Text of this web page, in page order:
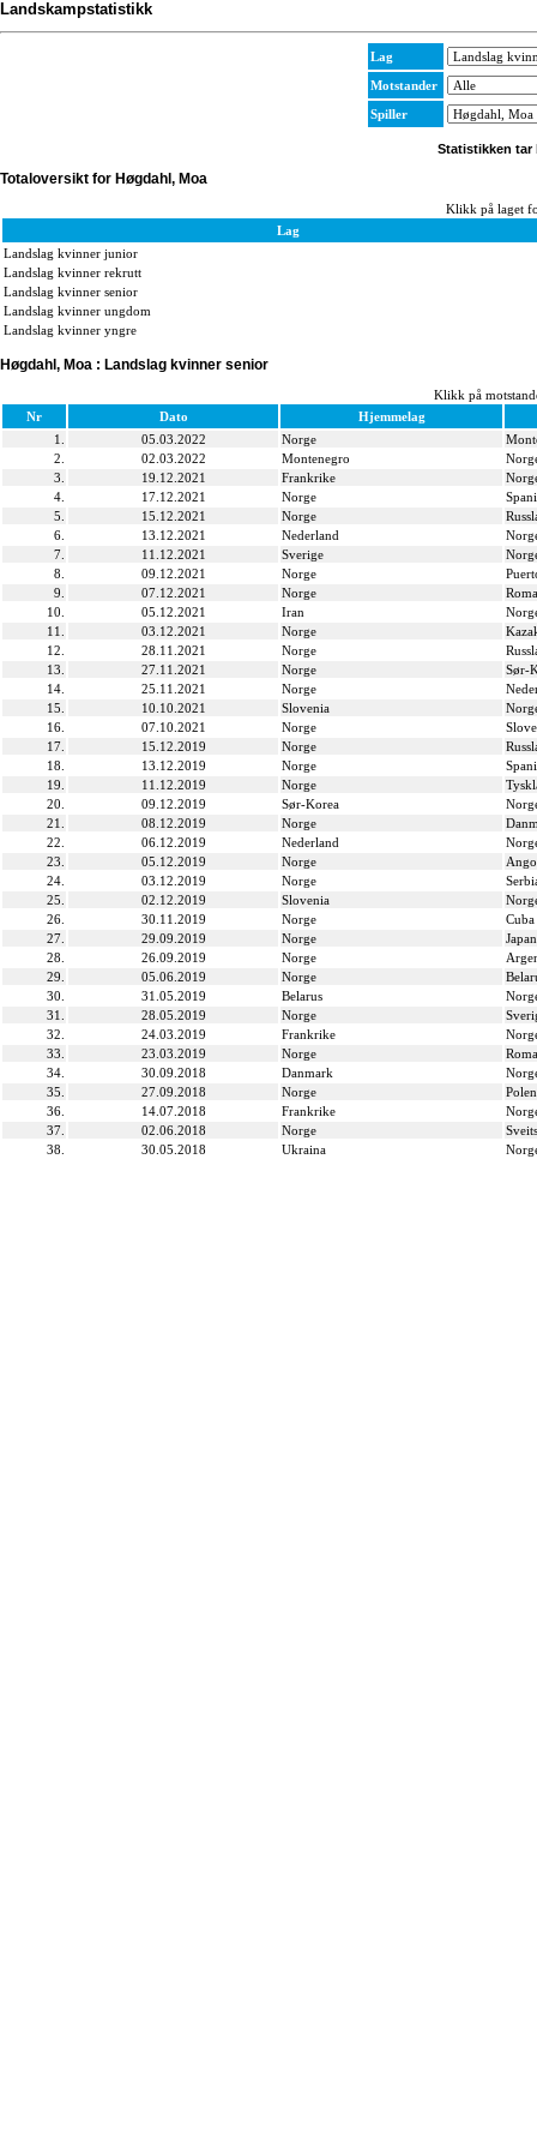
Landskampstatistikk
Lag
Motstander
Spiller
Statistikken tar
Totaloversikt for Høgdahl, Moa
Klikk på laget
Lag
Landslag kvinner junior
Landslag kvinner rekrutt
Landslag kvinner senior
Landslag kvinner ungdom
Landslag kvinner yngre
Høgdahl, Moa : Landslag kvinner senior
Klikk på
Nr
Dato
Hjemmelag
1.
05.03.2022 Norge
2.
02.03.2022 Montenegro
3.
19.12.2021 Frankrike
4.
17.12.2021 Norge
5.
15.12.2021 Norge
6.
13.12.2021 Nederland
7.
11.12.2021 Sverige
8.
09.12.2021 Norge
9.
07.12.2021 Norge
10.
05.12.2021 Iran
11.
03.12.2021 Norge
12.
28.11.2021 Norge
13.
27.11.2021 Norge
Sør-
14.
25.11.2021 Norge
15.
10.10.2021 Slovenia
16.
07.10.2021 Norge
17.
15.12.2019 Norge
18.
13.12.2019 Norge
19.
11.12.2019 Norge
20.
09.12.2019 Sør-Korea
21.
08.12.2019 Norge
22.
06.12.2019 Nederland
23.
05.12.2019 Norge
24.
03.12.2019 Norge
25.
02.12.2019 Slovenia
26.
30.11.2019 Norge
Cuba
27.
29.09.2019 Norge
Japan
28.
26.09.2019 Norge
29.
05.06.2019 Norge
30.
31.05.2019 Belarus
31.
28.05.2019 Norge
32.
24.03.2019 Frankrike
33.
23.03.2019 Norge
34.
30.09.2018 Danmark
35.
27.09.2018 Norge
Polen
36.
14.07.2018 Frankrike
37.
02.06.2018 Norge
Sveits
38.
30.05.2018 Ukraina